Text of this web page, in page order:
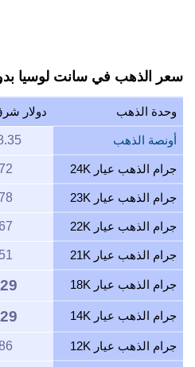
سعر الذهب في سانت لوسيا
وحدة الذهب دولار
أونصة الذهب
جرام الذهب عيار 24K
جرام الذهب عيار 23K
جرام الذهب عيار 22K
جرام الذهب عيار 21K
جرام الذهب عيار 18K
جرام الذهب عيار 14K
جرام الذهب عيار 12K